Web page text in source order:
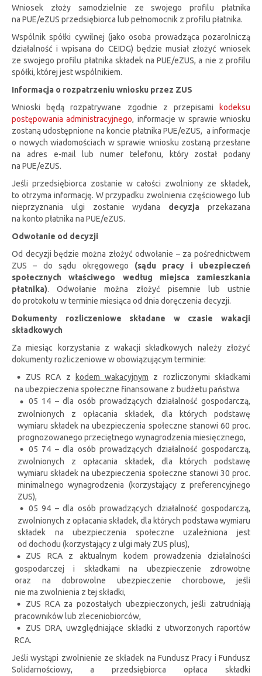
Wniosek złoży samodzielnie ze swojego profilu płatnika
na PUE/eZUS przedsiębiorca lub pełnomocnik z profilu płatnika.
Wspólnik spółki cywilnej (jako osoba prowadząca pozarolniczą
działalność i wpisana do CEIDG) będzie musiał złożyć wniosek
ze swojego profilu płatnika składek na PUE/eZUS, a nie z profilu
spółki, której jest wspólnikiem.
Informacja o rozpatrzeniu wniosku przez ZUS
Wnioski będą rozpatrywane zgodnie z przepisami
kodeksu
postępowania administracyjnego, informacje w sprawie wniosku
zostaną udostępnione na koncie płatnika PUE/eZUS, a informacje
o nowych wiadomościach w sprawie wniosku zostaną przesłane
na adres e-mail lub numer telefonu, który został podany
na PUE/eZUS.
Jeśli przedsiębiorca zostanie w całości zwolniony ze składek,
to otrzyma informację. W przypadku zwolnienia częściowego lub
nieprzyznania ulgi zostanie wydana decyzja przekazana
na konto płatnika na PUE/eZUS.
Odwołanie od decyzji
Od decyzji będzie można złożyć odwołanie – za pośrednictwem
ZUS – do sądu okręgowego (sądu pracy i ubezpieczeń
społecznych właściwego według miejsca zamieszkania
płatnika). Odwołanie można złożyć pisemnie lub ustnie
do protokołu w terminie miesiąca od dnia doręczenia decyzji.
Dokumenty rozliczeniowe składane w czasie wakacji
składkowych
Za miesiąc korzystania z wakacji składkowych należy złożyć
dokumenty rozliczeniowe w obowiązującym terminie:
ZUS RCA z
kodem wakacyjnym z rozliczonymi składkami
na ubezpieczenia społeczne finansowane z budżetu państwa
05 14 – dla osób prowadzących działalność gospodarczą,
zwolnionych z opłacania składek, dla których podstawę
wymiaru składek na ubezpieczenia społeczne stanowi 60 proc.
prognozowanego przeciętnego wynagrodzenia miesięcznego,
05 74 – dla osób prowadzących działalność gospodarczą,
zwolnionych z opłacania składek, dla których podstawę
wymiaru składek na ubezpieczenia społeczne stanowi 30 proc.
minimalnego wynagrodzenia (korzystający z preferencyjnego
ZUS),
05 94 – dla osób prowadzących działalność gospodarczą,
zwolnionych z opłacania składek, dla których podstawa wymiaru
składek na ubezpieczenia społeczne uzależniona jest
od dochodu (korzystający z ulgi mały ZUS plus),
ZUS RCA z aktualnym kodem prowadzenia działalności
gospodarczej i składkami na ubezpieczenie zdrowotne
oraz na dobrowolne ubezpieczenie chorobowe, jeśli
nie ma zwolnienia z tej składki,
ZUS RCA za pozostałych ubezpieczonych, jeśli zatrudniają
pracowników lub zleceniobiorców,
ZUS DRA, uwzględniające składki z utworzonych raportów
RCA.
Jeśli wystąpi zwolnienie ze składek na Fundusz Pracy i Fundusz
Solidarnościowy, a przedsiębiorca opłaca składki